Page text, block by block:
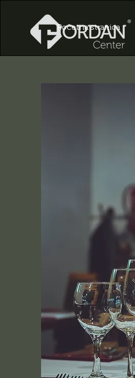
Početna stranica